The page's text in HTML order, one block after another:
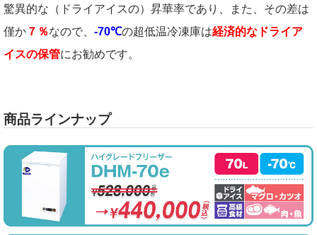
驚異的な（ドライアイスの）昇華率であり、また、その差は
僅か ７％なので、 -70℃の超低温冷凍庫は経済的なドライア
イスの保管にお勧めです。
商品ラインナップ